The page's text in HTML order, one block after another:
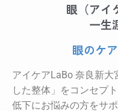
眼（アイ
一生
眼のケ
アイケアLaBo 奈良新
した整体」をコンセプ
低下にお悩みの方をサ